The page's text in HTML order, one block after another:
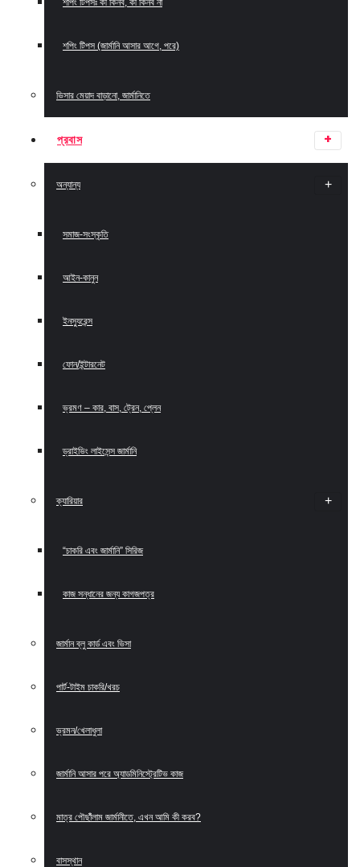
শপিং টিপসঃ কী কিনব, কী কিনব না
শপিং টিপস (জার্মানি আসার আগে, পরে)
ভিসার মেয়াদ বাড়ানো, জার্মানিতে
প্রবাস
অন্যান্য
সমাজ-সংস্কৃতি
আইন-কানুন
ইনস্যুরেন্স
ফোন/ইন্টারনেট
ভ্রমণ – কার, বাস, ট্রেন, প্লেন
ড্রাইভিং লাইসেন্স জার্মানি
ক্যারিয়ার
“চাকরি এবং জার্মানি” সিরিজ
কাজ সন্ধানের জন্য কাগজপত্র
জার্মান ব্লু কার্ড এবং ভিসা
পার্ট-টাইম চাকরি/খরচ
ভ্রমন/খেলাধুলা
জার্মানি আসার পরে অ্যাডমিনিস্ট্রেটিভ কাজ
মাত্র পৌছাঁঁলাম জার্মানীতে, এখন আমি কী করব?
বাসস্থান